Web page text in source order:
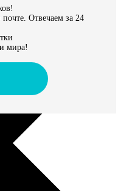
Отвечаем за 24
мира!